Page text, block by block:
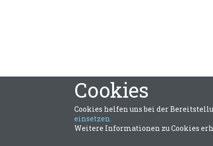
Cookies
Cookies helfen uns bei der
einsetzen.
Weitere Informationen zu Cookies